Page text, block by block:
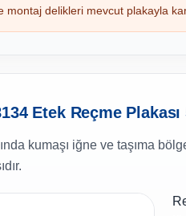
delikleri mevcut plakayla
Etek Reçme
kumaşı iğne ve taşıma